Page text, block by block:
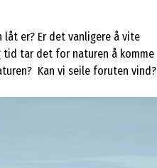
låt er? Er det vanligere å vite
tid tar det for naturen å komme
Kan vi seile foruten vind?